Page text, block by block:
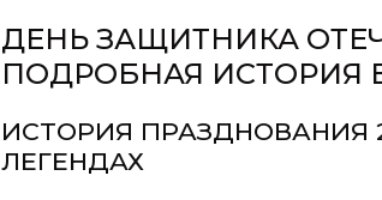
ДЕНЬ ЗАЩИТНИКА
ПОДРОБНАЯ ИСТОРИЯ
ИСТОРИЯ ПРАЗДНОВАНИЯ
ЛЕГЕНДАХ